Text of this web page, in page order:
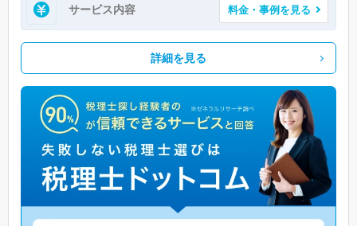
サービス内容 料金・事例を見る
詳細を見る